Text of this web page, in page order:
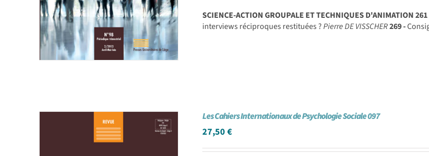
SCIENCE-ACTION GROUPALE ET TECHNIQUES D'ANIMATION
interviews réciproques restituées ?Pierre DE VISSCHER269 -
Les Cahiers Internationaux de Psychologie Sociale 097
27,50€